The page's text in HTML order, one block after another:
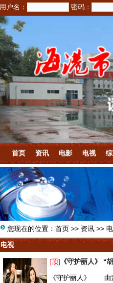
用户名： 密码：
首页 资讯 电影 电视
您现在的位置： 首页 >> 资讯 >>
电视
[顶] 《守护丽人》 “
《守护丽人》 由